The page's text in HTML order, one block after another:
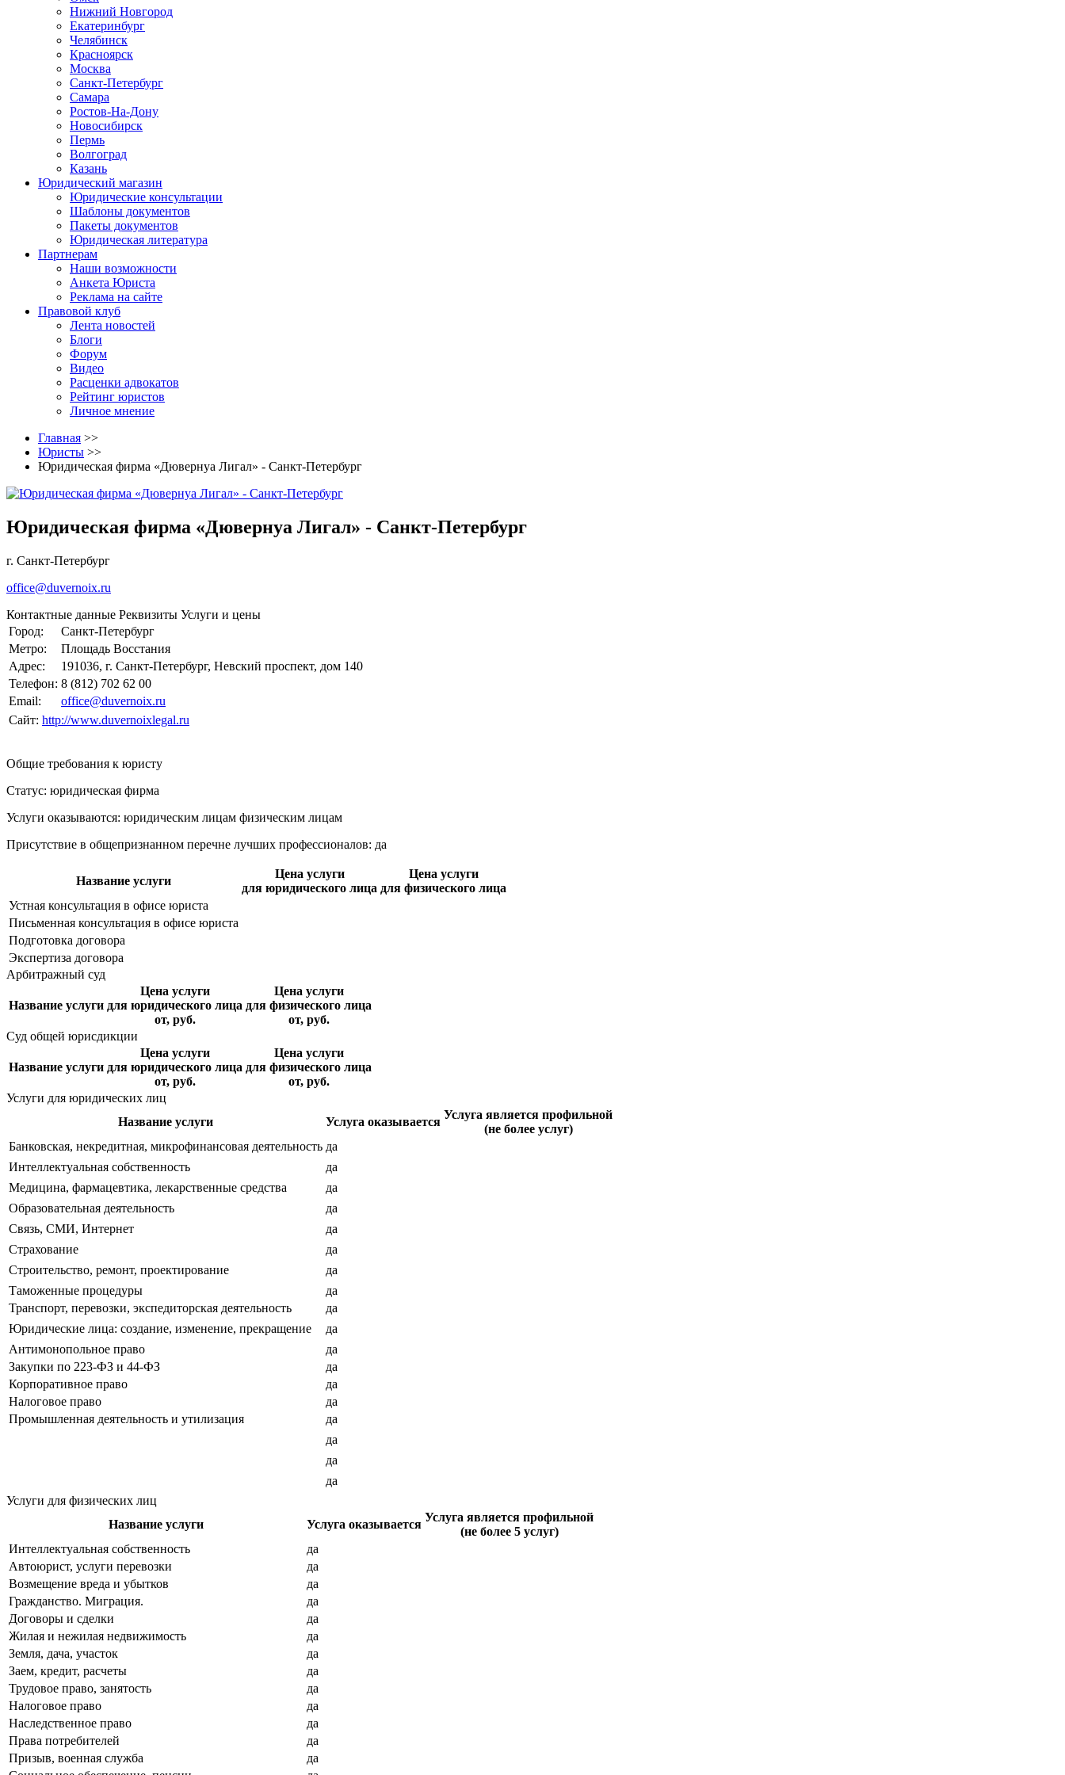
Нижний Новгород
Екатеринбург
Челябинск
Красноярск
Москва
Санкт-Петербург
Самара
Ростов-На-Дону
Новосибирск
Пермь
Волгоград
Казань
Юридический магазин
Юридические консультации
Шаблоны документов
Пакеты документов
Юридическая литература
Партнерам
Наши возможности
Анкета Юриста
Реклама на сайте
Правовой клуб
Лента новостей
Блоги
Форум
Видео
Расценки адвокатов
Рейтинг юристов
Личное мнение
Главная >>
Юристы >>
Юридическая фирма «Дювернуа Лигал» - Санкт-Петербург
Юридическая фирма «Дювернуа Лигал» - Санкт-Петербург
г. Санкт-Петербург
office@duvernoix.ru
Контактные данные Реквизиты Услуги и цены
Город:
Санкт-Петербург
Метро:
Площадь Восстания
Адрес:
191036, г. Санкт-Петербург, Невский проспект, дом 140
Телефон: 8 (812) 702 62 00
Email:
office@duvernoix.ru
Сайт: http://www.duvernoixlegal.ru
Общие требования к юристу
Статус: юридическая фирма
Услуги оказываются: юридическим лицам физическим лицам
Присутствие в общепризнанном перечне лучших профессионалов: да
Название услуги
Цена услуги
для юридического лица
Цена услуги
для физического лица
Устная консультация в офисе юриста
Письменная консультация в офисе юриста
Подготовка договора
Экспертиза договора
Арбитражный суд
Название услуги
Цена услуги
для юридического лица
от, руб.
Цена услуги
для физического лица
от, руб.
Суд общей юрисдикции
Название услуги
Цена услуги
для юридического лица
от, руб.
Цена услуги
для физического лица
от, руб.
Услуги для юридических лиц
Название услуги
Услуга оказывается
Услуга является профильной
(не более услуг)
Банковская, некредитная, микрофинансовая деятельность да
Интеллектуальная собственность
да
Медицина, фармацевтика, лекарственные средства
да
Образовательная деятельность
да
Связь, СМИ, Интернет
да
Страхование
да
Строительство, ремонт, проектирование
да
Таможенные процедуры
да
Транспорт, перевозки, экспедиторская деятельность
да
Юридические лица: создание, изменение, прекращение
да
Антимонопольное право
да
Закупки по 223-ФЗ и 44-ФЗ
да
Корпоративное право
да
Налоговое право
да
Промышленная деятельность и утилизация
да
да
да
да
Услуги для физических лиц
Название услуги
Услуга оказывается
Услуга является профильной
(не более 5 услуг)
Интеллектуальная собственность
да
Автоюрист, услуги перевозки
да
Возмещение вреда и убытков
да
Гражданство. Миграция.
да
Договоры и сделки
да
Жилая и нежилая недвижимость
да
Земля, дача, участок
да
Заем, кредит, расчеты
да
Трудовое право, занятость
да
Налоговое право
да
Наследственное право
да
Права потребителей
да
Призыв, военная служба
да